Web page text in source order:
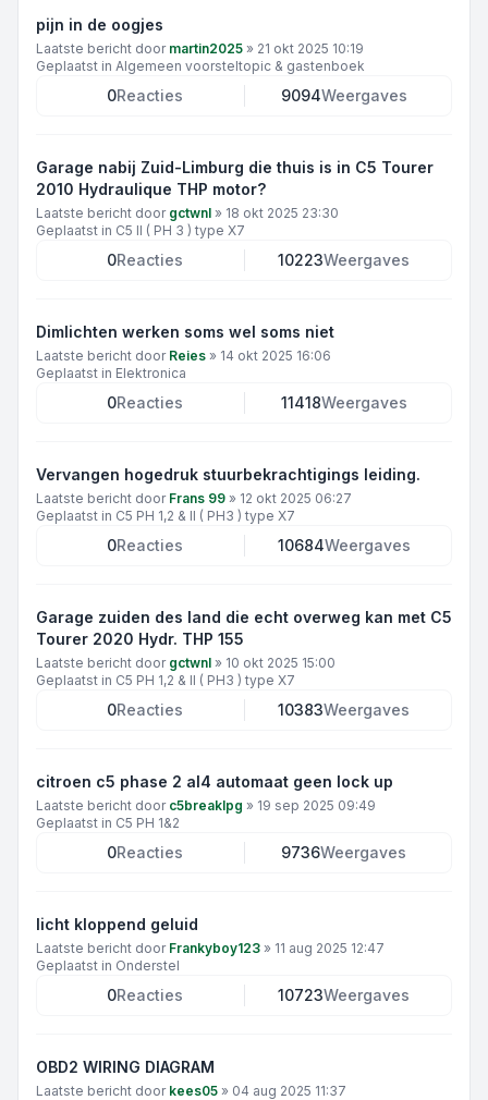
pijn in de oogjes
Laatste bericht door martin2025 » 21 okt 2025 10:19
Geplaatst in Algemeen voorsteltopic & gastenboek
0Reacties 9094Weergaves
Garage nabij Zuid-Limburg die thuis is in C5 Tourer
2010 Hydraulique THP motor?
Laatste bericht door gctwnl » 18 okt 2025 23:30
Geplaatst in C5 II ( PH 3 ) type X7
0Reacties 10223Weergaves
Dimlichten werken soms wel soms niet
Laatste bericht door Reies » 14 okt 2025 16:06
Geplaatst in Elektronica
0Reacties 11418Weergaves
Vervangen hogedruk stuurbekrachtigings leiding.
Laatste bericht door Frans 99 » 12 okt 2025 06:27
Geplaatst in C5 PH 1,2 & II ( PH3 ) type X7
0Reacties 10684Weergaves
Garage zuiden des land die echt overweg kan met C5
Tourer 2020 Hydr. THP 155
Laatste bericht door gctwnl » 10 okt 2025 15:00
Geplaatst in C5 PH 1,2 & II ( PH3 ) type X7
0Reacties 10383Weergaves
citroen c5 phase 2 al4 automaat geen lock up
Laatste bericht door c5breaklpg » 19 sep 2025 09:49
Geplaatst in C5 PH 1&2
0Reacties 9736Weergaves
licht kloppend geluid
Laatste bericht door Frankyboy123 » 11 aug 2025 12:47
Geplaatst in Onderstel
0Reacties 10723Weergaves
OBD2 WIRING DIAGRAM
Laatste bericht door kees05 » 04 aug 2025 11:37